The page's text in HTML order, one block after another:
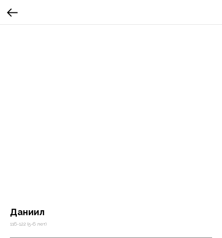
Даниил
116-122 (5-6 лет)